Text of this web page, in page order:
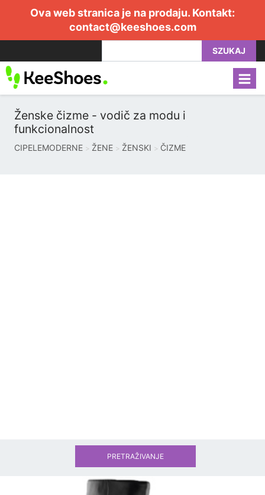
Ova web stranica je na prodaju. Kontakt:
contact@keeshoes.com
SZUKAJ
Ženske čizme - vodič za modu i
funkcionalnost
CIPELEMODERNE ŽENE ŽENSKI ČIZME
PRETRAŽIVANJE